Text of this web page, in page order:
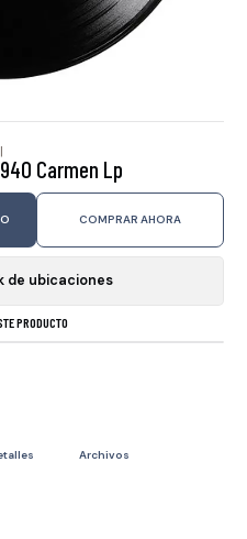
|
Carmen Lp
COMPRAR AHORA
de ubicaciones
PRODUCTO
Archivos